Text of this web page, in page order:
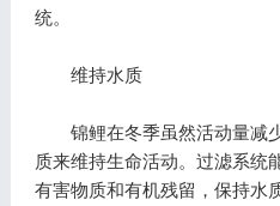
统。
维持水质
锦鲤在冬季虽然活动量减
质来维持生命活动。过滤系统
有害物质和有机残留，保持水